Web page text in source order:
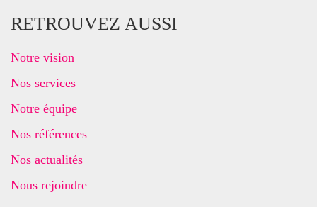
RETROUVEZ AUSSI
Notre vision
Nos services
Notre équipe
Nos références
Nos actualités
Nous rejoindre